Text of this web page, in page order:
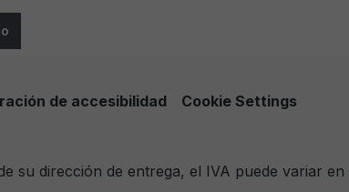
de accesibilidad Cookie Settings
su dirección de entrega, el IVA puede variar